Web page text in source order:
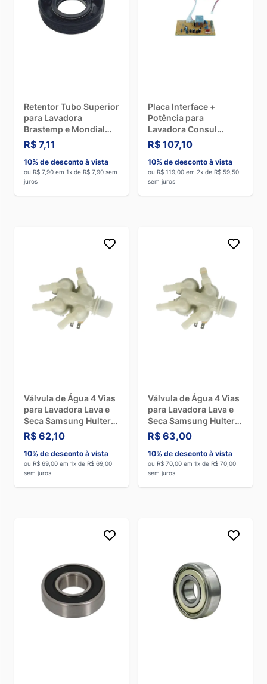
Retentor Tubo Superior
para Lavadora
Brastemp e Mondial
0211
R$ 7,11
10% de desconto à vista
ou R$ 7,90 em 1x de R$ 7,90 sem
juros
Placa Interface +
Potência para
Lavadora Consul
CWL75A/CWL10B
Hulter - Bivolt
R$ 107,10
10% de desconto à vista
ou R$ 119,00 em 2x de R$ 59,50
sem juros
Válvula de Água 4 Vias
para Lavadora Lava e
Seca Samsung Hulter
DC62-00214Q - 127V
R$ 62,10
10% de desconto à vista
ou R$ 69,00 em 1x de R$ 69,00
sem juros
Válvula de Água 4 Vias
para Lavadora Lava e
Seca Samsung Hulter
DC62-00214N - 220V
R$ 63,00
10% de desconto à vista
ou R$ 70,00 em 1x de R$ 70,00
sem juros